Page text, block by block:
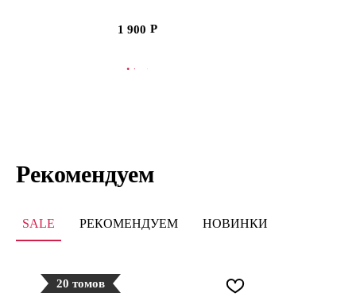
1 900
В КОРЗИНУ
Рекомендуем
SALE РЕКОМЕНДУЕМ НОВИНКИ
20 томов